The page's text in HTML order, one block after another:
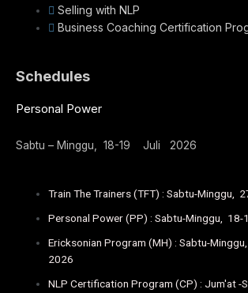
Selling with NLP
Business Coaching Certification
Schedules
Personal Power
Sabtu – Minggu, 18-19 Juli 2026
Train The Trainers (TFT) : Sabtu-Minggu,
Personal Power (PP) : Sabtu-Minggu,
Ericksonian Program (MH) : Sabtu-
2026
NLP Certification Program (CP) : Jum'at -